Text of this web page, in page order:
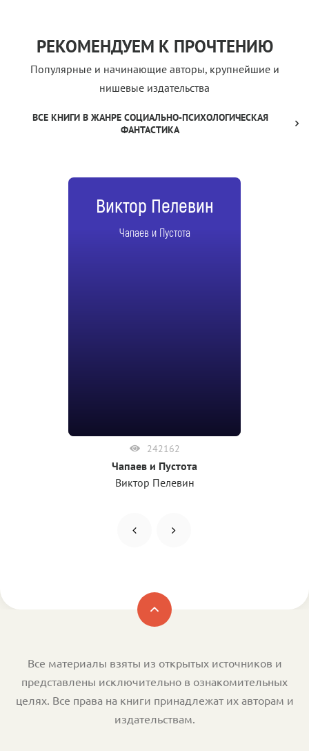
РЕКОМЕНДУЕМ К ПРОЧТЕНИЮ
Популярные и начинающие авторы, крупнейшие и
нишевые издательства
ВСЕ КНИГИ В ЖАНРЕ СОЦИАЛЬНО-ПСИХОЛОГИЧЕСКАЯ
ФАНТАСТИКА
Виктор Пелевин
Чапаев и Пустота
242162
Чапаев и Пустота
Виктор Пелевин
Все материалы взяты из открытых источников и
представлены исключительно в ознакомительных
целях. Все права на книги принадлежат их авторам и
издательствам.